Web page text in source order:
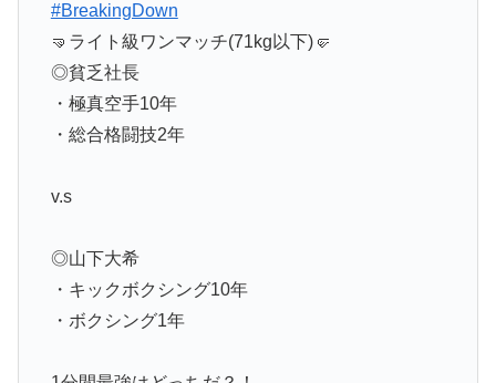
#BreakingDown
🤜ライト級ワンマッチ(71kg以下)🤛
◎貧乏社長
・極真空手10年
・総合格闘技2年
v.s
◎山下大希
・キックボクシング10年
・ボクシング1年